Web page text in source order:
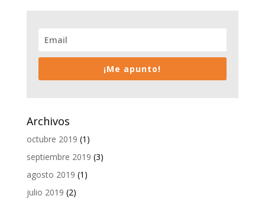
¡Me apunto!
Archivos
octubre 2019 (1)
septiembre 2019 (3)
agosto 2019 (1)
julio 2019 (2)